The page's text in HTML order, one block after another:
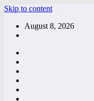
Skip to content
August 8, 2026